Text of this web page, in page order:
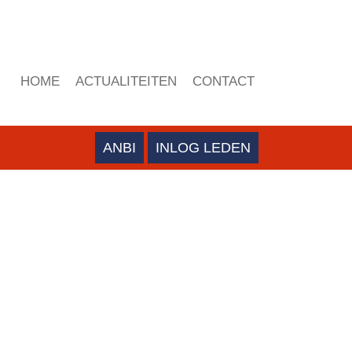
HOME ACTUALITEITEN CONTACT
ANBI INLOG LEDEN